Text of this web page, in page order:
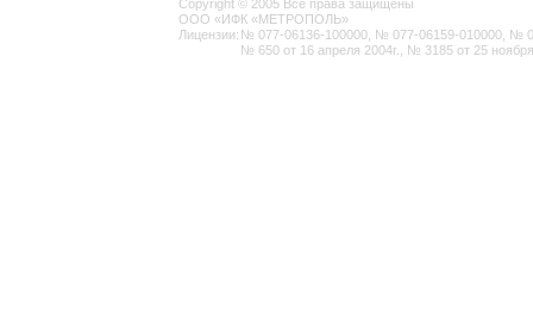
Copyright © 2005 Все права защищены
ООО «ИФК «МЕТРОПОЛЬ»
Лицензии: № 077-06136-100000, № 077-06159-010000, №
№ 650 от 16 апреля 2004г., № 3185 от 25